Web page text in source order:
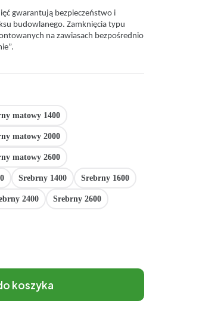
gwarantują bezpieczeństwo i
budowlanego. Zamknięcia typu
na zawiasach bezpośrednio
matowy 1400
matowy 2000
matowy 2600
Srebrny 1400 Srebrny 1600
2400 Srebrny 2600
koszyka